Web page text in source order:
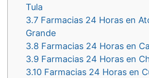
Tula
3.7 Farmacias 24 Horas en
Grande
3.8 Farmacias 24 Horas en
3.9 Farmacias 24 Horas en
3.10 Farmacias 24 Horas en